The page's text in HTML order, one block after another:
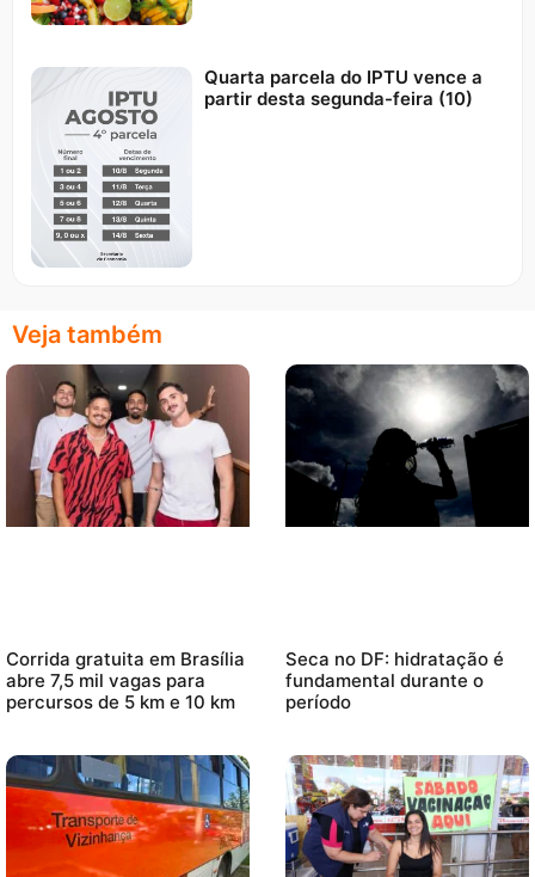
Quarta parcela do IPTU vence a
partir desta segunda-feira (10)
Veja também
Corrida gratuita em Brasília
abre 7,5 mil vagas para
percursos de 5 km e 10 km
Seca no DF: hidratação é
fundamental durante o
período